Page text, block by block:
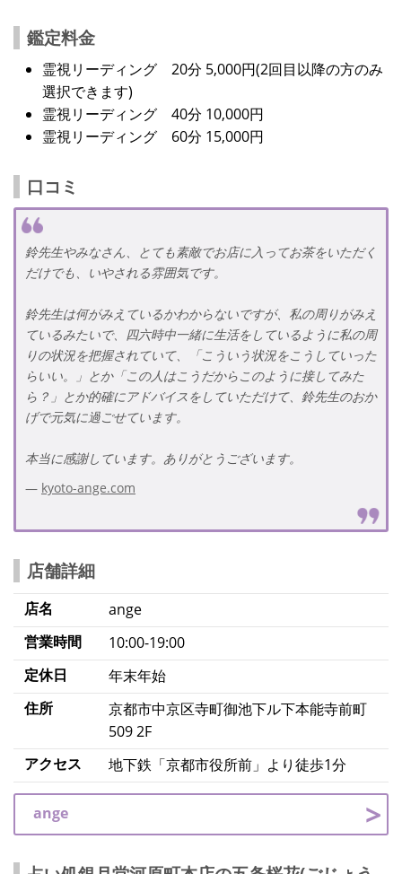
鑑定料金
霊視リーディング 20分 5,000円(2回目以降の方のみ
選択できます)
霊視リーディング 40分 10,000円
霊視リーディング 60分 15,000円
口コミ
鈴先生やみなさん、とても素敵でお店に入ってお茶をいただく
だけでも、いやされる雰囲気です。
鈴先生は何がみえているかわからないですが、私の周りがみえ
ているみたいで、四六時中一緒に生活をしているように私の周
りの状況を把握されていて、「こういう状況をこうしていった
らいい。」とか「この人はこうだからこのように接してみた
ら？」とか的確にアドバイスをしていただけて、鈴先生のおか
げで元気に過ごせています。
本当に感謝しています。ありがとうございます。
kyoto-ange.com
店舗詳細
店名
ange
営業時間
10:00-19:00
定休日
年末年始
住所
京都市中京区寺町御池下ル下本能寺前町
509 2F
アクセス
地下鉄「京都市役所前」より徒歩1分
ange